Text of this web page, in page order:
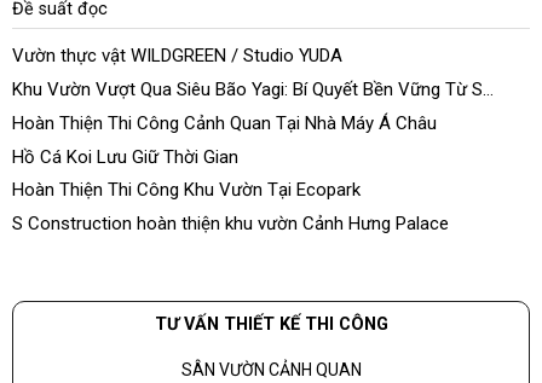
Đề suất đọc
Vườn thực vật WILDGREEN / Studio YUDA
Khu Vườn Vượt Qua Siêu Bão Yagi: Bí Quyết Bền Vững Từ S
Construction
Hoàn Thiện Thi Công Cảnh Quan Tại Nhà Máy Á Châu
Hồ Cá Koi Lưu Giữ Thời Gian
Hoàn Thiện Thi Công Khu Vườn Tại Ecopark
S Construction hoàn thiện khu vườn Cảnh Hưng Palace
TƯ VẤN THIẾT KẾ THI CÔNG
SÂN VƯỜN CẢNH QUAN